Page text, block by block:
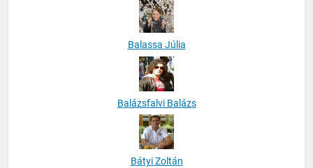
Balassa Júlia
Balázsfalvi Balázs
Bátyi Zoltán